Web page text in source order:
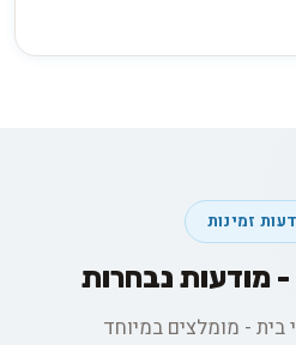
העדכנית. בפועל, אתם ממלאים
זמינות
מודעות נבחרות
בית - מומלצים במיוחד